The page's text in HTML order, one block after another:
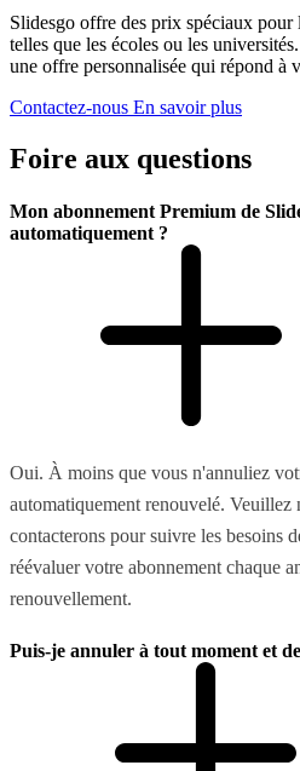
Slidesgo offre des prix spéciaux pour
telles que les écoles ou les
une offre personnalisée qui répond à
Contactez-nous En savoir plus
Foire aux questions
Mon abonnement Premium de
automatiquement ?
Oui. À moins que vous n'annuliez
automatiquement renouvelé. Veuillez
contacterons pour suivre les besoins
réévaluer votre abonnement chaque
renouvellement.
Puis-je annuler à tout moment et